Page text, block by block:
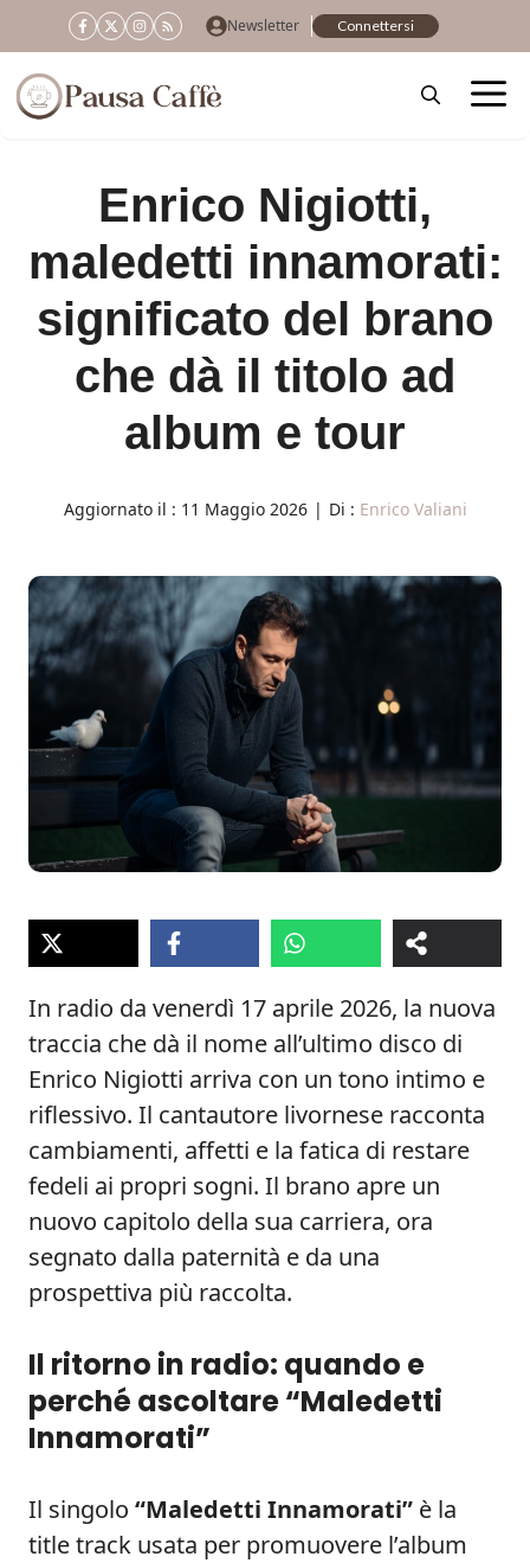
al
contenuto
Newsletter Connettersi
Enrico Nigiotti,
maledetti innamorati:
significato del brano
che dà il titolo ad
album e tour
Aggiornato il : 11 Maggio 2026 | Di : Enrico Valiani
In radio da venerdì 17 aprile 2026, la nuova
traccia che dà il nome all’ultimo disco di
Enrico Nigiotti arriva con un tono intimo e
riflessivo. Il cantautore livornese racconta
cambiamenti, affetti e la fatica di restare
fedeli ai propri sogni. Il brano apre un
nuovo capitolo della sua carriera, ora
segnato dalla paternità e da una
prospettiva più raccolta.
Il ritorno in radio: quando e
perché ascoltare “Maledetti
Innamorati”
Il singolo “Maledetti Innamorati” è la
title track usata per promuovere l’album